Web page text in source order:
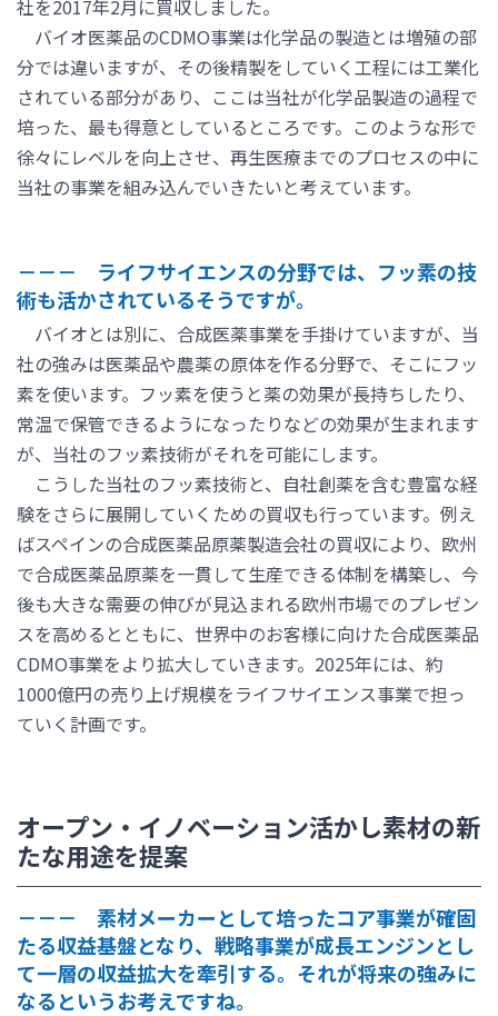
社を2017年2月に買収しました。
バイオ医薬品のCDMO事業は化学品の製造とは増殖の部
分では違いますが、その後精製をしていく工程には工業化
されている部分があり、ここは当社が化学品製造の過程で
培った、最も得意としているところです。このような形で
徐々にレベルを向上させ、再生医療までのプロセスの中に
当社の事業を組み込んでいきたいと考えています。
－－－ ライフサイエンスの分野では、フッ素の技
術も活かされているそうですが。
バイオとは別に、合成医薬事業を手掛けていますが、当
社の強みは医薬品や農薬の原体を作る分野で、そこにフッ
素を使います。フッ素を使うと薬の効果が長持ちしたり、
常温で保管できるようになったりなどの効果が生まれます
が、当社のフッ素技術がそれを可能にします。
こうした当社のフッ素技術と、自社創薬を含む豊富な経
験をさらに展開していくための買収も行っています。例え
ばスペインの合成医薬品原薬製造会社の買収により、欧州
で合成医薬品原薬を一貫して生産できる体制を構築し、今
後も大きな需要の伸びが見込まれる欧州市場でのプレゼン
スを高めるとともに、世界中のお客様に向けた合成医薬品
CDMO事業をより拡大していきます。2025年には、約
1000億円の売り上げ規模をライフサイエンス事業で担っ
ていく計画です。
オープン・イノベーション活かし素材の新
たな用途を提案
－－－ 素材メーカーとして培ったコア事業が確固
たる収益基盤となり、戦略事業が成長エンジンとし
て一層の収益拡大を牽引する。それが将来の強みに
なるというお考えですね。